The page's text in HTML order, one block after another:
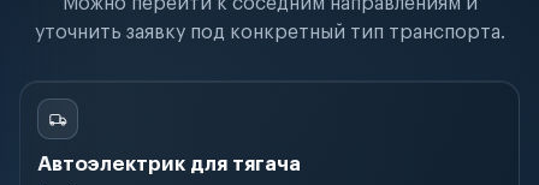
уточнить заявку под конкретный тип транспорта.
Автоэлектрик для тягача